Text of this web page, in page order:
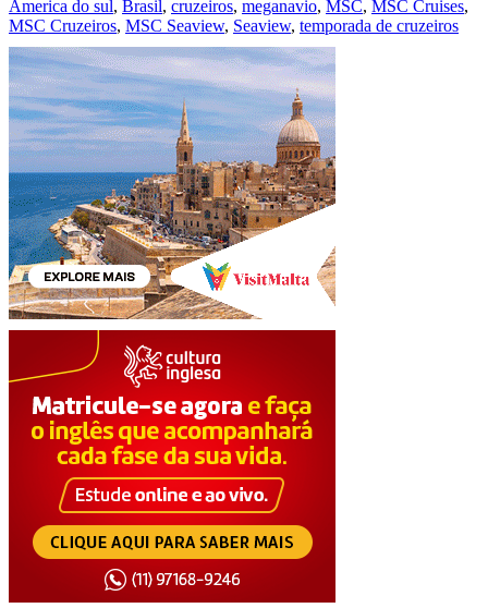
America do sul, Brasil, cruzeiros, meganavio, MSC, MSC Cruises,
MSC Cruzeiros, MSC Seaview, Seaview, temporada de cruzeiros